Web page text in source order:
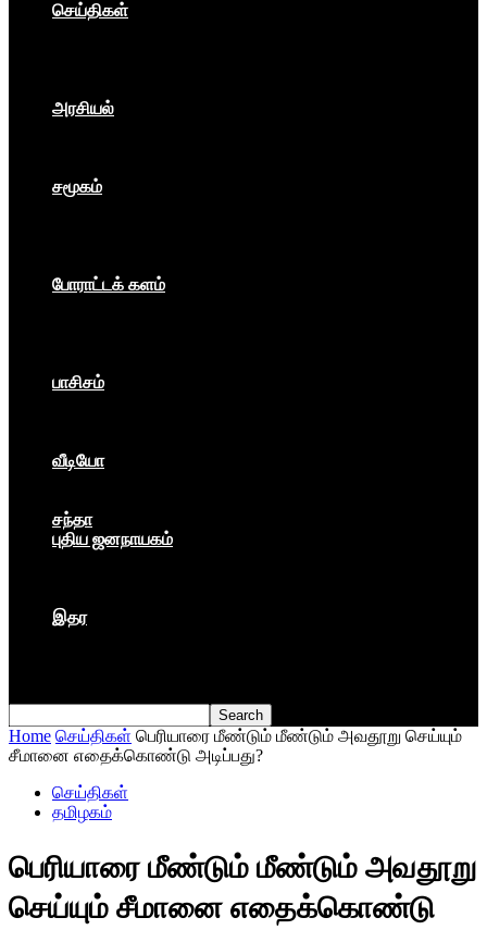
செய்திகள்
அரசியல்
சமூகம்
போராட்டக் களம்
பாசிசம்
வீடியோ
சந்தா
புதிய ஜனநாயகம்
இதர
Home செய்திகள் பெரியாரை மீண்டும் மீண்டும் அவதூறு செய்யும்
சீமானை எதைக்கொண்டு அடிப்பது?
செய்திகள்
தமிழகம்
பெரியாரை மீண்டும் மீண்டும் அவதூறு
செய்யும் சீமானை எதைக்கொண்டு